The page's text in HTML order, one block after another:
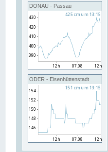
DONAU - Passau
ODER - Eisenhüttenstadt